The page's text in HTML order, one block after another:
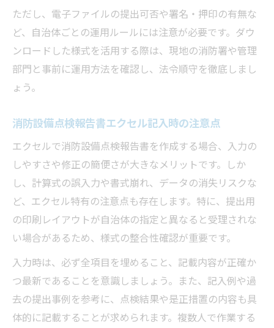
ただし、電子ファイルの提出可否や署名・押印の有無な
ど、自治体ごとの運用ルールには注意が必要です。ダウ
ンロードした様式を活用する際は、現地の消防署や管理
部門と事前に運用方法を確認し、法令順守を徹底しまし
ょう。
消防設備点検報告書エクセル記入時の注意点
エクセルで消防設備点検報告書を作成する場合、入力の
しやすさや修正の簡便さが大きなメリットです。しか
し、計算式の誤入力や書式崩れ、データの消失リスクな
ど、エクセル特有の注意点も存在します。特に、提出用
の印刷レイアウトが自治体の指定と異なると受理されな
い場合があるため、様式の整合性確認が重要です。
入力時は、必ず全項目を埋めること、記載内容が正確か
つ最新であることを意識しましょう。また、記入例や過
去の提出事例を参考に、点検結果や是正措置の内容も具
体的に記載することが求められます。複数人で作業する